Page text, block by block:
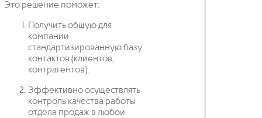
Это решение поможет:
Получить общую для
компании
стандартизированную базу
контактов (клиентов,
контрагентов).
Эффективно осуществлять
контроль качества работы
отдела продаж в любой